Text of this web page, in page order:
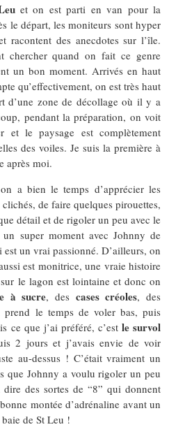
et on est parti en van pour la
le départ, les moniteurs sont hyper
racontent des anecdotes sur l’île.
chercher quand on fait ce genre
un bon moment. Arrivés en haut
qu’effectivement, on est très haut
d’une zone de décollage où il y a
pendant la préparation, on voit
et le paysage est complètement
des voiles. Je suis la première à
après moi.
a bien le temps d’apprécier les
de faire quelques pirouettes,
détail et de rigoler un peu avec le
un super moment avec Johnny de
est un vrai passionné. D’ailleurs, on
est monitrice, une vraie histoire
le lagon est lointaine et donc on
à sucre, des cases créoles, des
prend le temps de voler bas, puis
ce que j’ai préféré, c’est le survol
2 jours et j’avais envie de voir
au-dessus ! C’était vraiment un
que Johnny a voulu rigoler un peu
des sortes de “8” qui donnent
montée d’adrénaline avant un
de St Leu !